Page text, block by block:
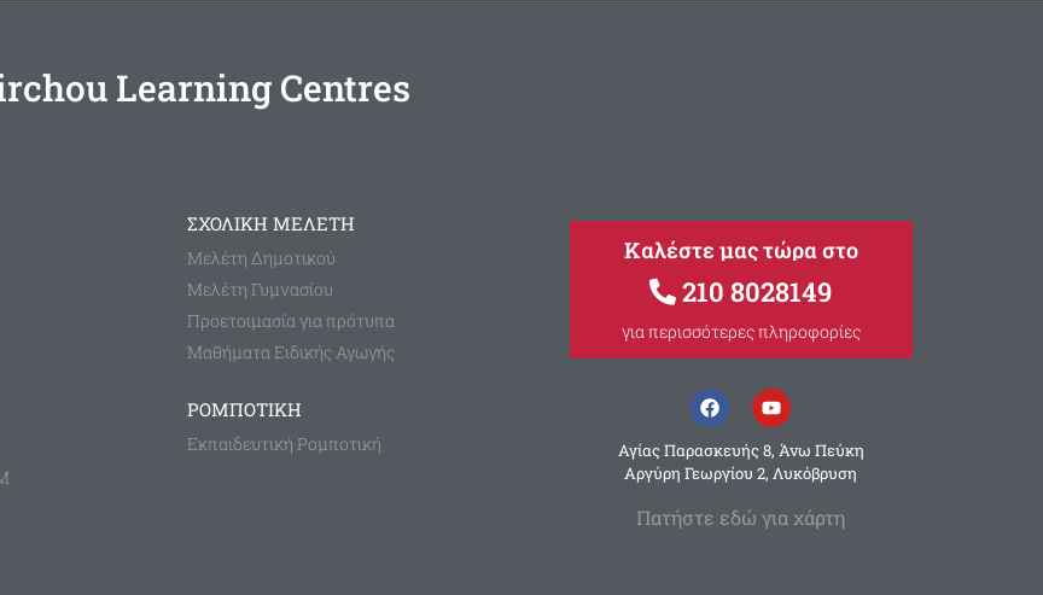
Learning Centres
ΣΧΟΛΙΚΗ ΜΕΛΕΤΗ
Μελέτη Δημοτικού
Μελέτη Γυμνασίου
Προετοιμασία για πρότυπα
Μαθήματα Ειδικής Αγωγής
ΡΟΜΠΟΤΙΚΗ
Εκπαιδευτική Ρομποτική
Καλέστε μας τώρα στο
210 8028149
για περισσότερες πληροφορίες
Αγίας Παρασκευής 8, Άνω Πεύκη
Αργύρη Γεωργίου 2, Λυκόβρυση
Πατήστε εδώ για χάρτη